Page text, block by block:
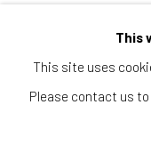
This
This site uses
Please contact us